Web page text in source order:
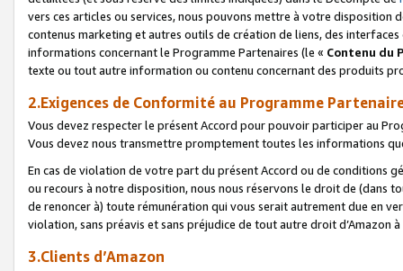
vers ces articles ou services, nous pouvons mettre à votre disposition
contenus marketing et autres outils de création de liens, des
informations concernant le Programme Partenaires (le « Contenu du
texte ou tout autre information ou contenu concernant des produits
2.Exigences de Conformité au Programme
Vous devez respecter le présent Accord pour pouvoir participer au
Vous devez nous transmettre promptement toutes les informations
En cas de violation de votre part du présent Accord ou de conditions
ou recours à notre disposition, nous nous réservons le droit de (dans
de renoncer à) toute rémunération qui vous serait autrement due en
violation, sans préavis et sans préjudice de tout autre droit
3.Clients d’Amazon